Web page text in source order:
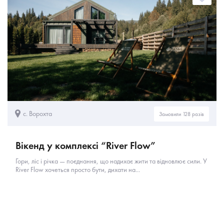
с. Ворохта Замовили 128 разів
Вікенд у комплексі “River Flow”
Гори, ліс і річка — поєднання, що надихає жити та відновлює сили. У
River Flow хочеться просто бути, дихати на...